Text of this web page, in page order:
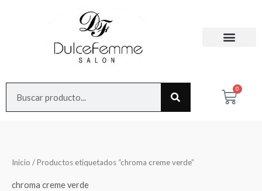
0
Cart
Inicio / Productos etiquetados “chroma creme verde”
chroma creme verde